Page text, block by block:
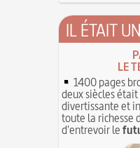
IL ÉTAIT
LE
1400 pages
deux siècles
divertissante et
toute la richesse
d'entrevoir le